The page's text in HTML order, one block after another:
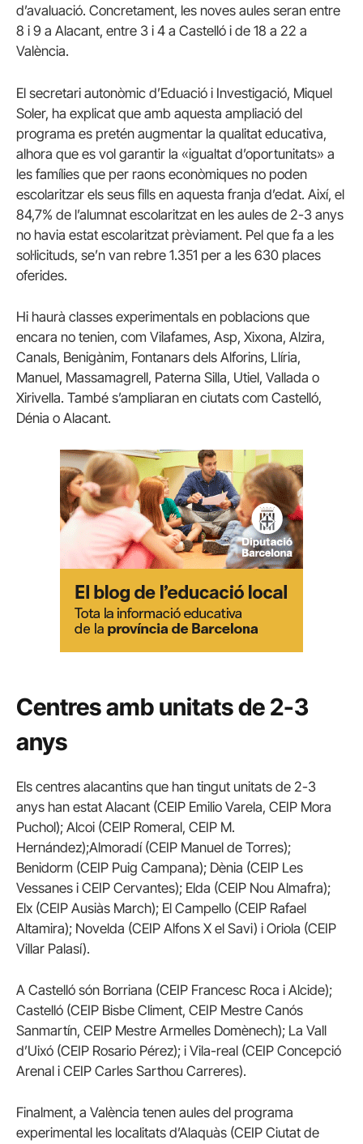
d’avaluació. Concretament, les noves aules seran entre
8 i 9 a Alacant, entre 3 i 4 a Castelló i de 18 a 22 a
València.
El secretari autonòmic d’Eduació i Investigació, Miquel
Soler, ha explicat que amb aquesta ampliació del
programa es pretén augmentar la qualitat educativa,
alhora que es vol garantir la «igualtat d’oportunitats» a
les famílies que per raons econòmiques no poden
escolaritzar els seus fills en aquesta franja d’edat. Així, el
84,7% de l’alumnat escolaritzat en les aules de 2-3 anys
no havia estat escolaritzat prèviament. Pel que fa a les
sol·licituds, se’n van rebre 1.351 per a les 630 places
oferides.
Hi haurà classes experimentals en poblacions que
encara no tenien, com Vilafames, Asp, Xixona, Alzira,
Canals, Benigànim, Fontanars dels Alforins, Llíria,
Manuel, Massamagrell, Paterna Silla, Utiel, Vallada o
Xirivella. També s’ampliaran en ciutats com Castelló,
Dénia o Alacant.
Centres amb unitats de 2-3
anys
Els centres alacantins que han tingut unitats de 2-3
anys han estat Alacant (CEIP Emilio Varela, CEIP Mora
Puchol); Alcoi (CEIP Romeral, CEIP M.
Hernández);Almoradí (CEIP Manuel de Torres);
Benidorm (CEIP Puig Campana); Dènia (CEIP Les
Vessanes i CEIP Cervantes); Elda (CEIP Nou Almafra);
Elx (CEIP Ausiàs March); El Campello (CEIP Rafael
Altamira); Novelda (CEIP Alfons X el Savi) i Oriola (CEIP
Villar Palasí).
A Castelló són Borriana (CEIP Francesc Roca i Alcide);
Castelló (CEIP Bisbe Climent, CEIP Mestre Canós
Sanmartín, CEIP Mestre Armelles Domènech); La Vall
d’Uixó (CEIP Rosario Pérez); i Vila-real (CEIP Concepció
Arenal i CEIP Carles Sarthou Carreres).
Finalment, a València tenen aules del programa
experimental les localitats d’Alaquàs (CEIP Ciutat de